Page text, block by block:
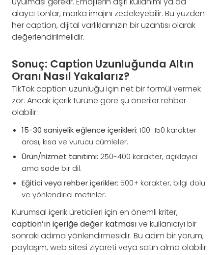
alaycı tonlar, marka imajını zedeleyebilir. Bu yüzden
her caption, dijital varlıklarınızın bir uzantısı olarak
değerlendirilmelidir.
Sonuç: Caption Uzunluğunda Altın
Oranı Nasıl Yakalarız?
TikTok caption uzunluğu için net bir formül vermek
zor. Ancak içerik türüne göre şu öneriler rehber
olabilir:
15-30 saniyelik eğlence içerikleri: 100-150 karakter
arası, kısa ve vurucu cümleler.
Ürün/hizmet tanıtımı: 250-400 karakter, açıklayıcı
ama sade bir dil.
Eğitici veya rehber içerikler: 500+ karakter, bilgi dolu
ve yönlendirici metinler.
Kurumsal içerik üreticileri için en önemli kriter,
caption’ın içeriğe değer katmasıve kullanıcıyı bir
sonraki adıma yönlendirmesidir. Bu adım bir yorum,
paylaşım, web sitesi ziyareti veya satın alma olabilir.